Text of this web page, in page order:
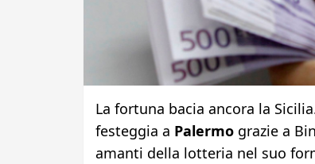
La fortuna bacia ancora la
festeggia a Palermograzie a
amanti della lotteria nel suo